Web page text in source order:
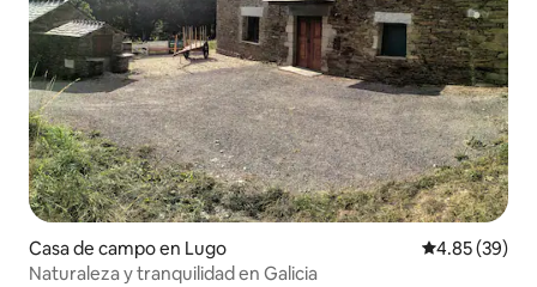
Casa de campo en Lugo Calificación
4.85 (39)
Naturaleza y tranquilidad en Galicia